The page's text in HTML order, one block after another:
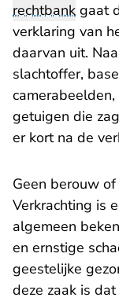
rechtbank gaat
verklaring van
daarvan uit.
slachtoffer,
getuigen die
er kort na de
Geen berouw
Verkrachting is
algemeen
en ernstige
geestelijke
deze zaak is